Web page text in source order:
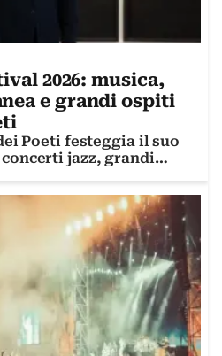
2026: musica,
e grandi ospiti
Poeti festeggia il suo
jazz, grandi